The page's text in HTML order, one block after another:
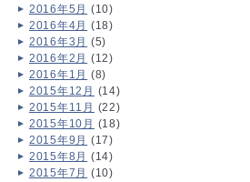
2016年5月 (10)
2016年4月 (18)
2016年3月 (5)
2016年2月 (12)
2016年1月 (8)
2015年12月 (14)
2015年11月 (22)
2015年10月 (18)
2015年9月 (17)
2015年8月 (14)
2015年7月 (10)